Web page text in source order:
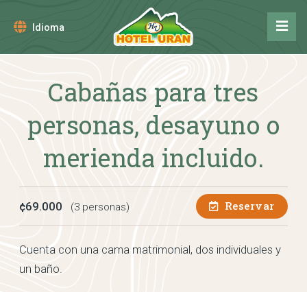
Idioma
Cabañas para tres
personas, desayuno o
merienda incluido.
¢69.000 (3 personas) Reservar
Cuenta con una cama matrimonial, dos individuales y
un baño.